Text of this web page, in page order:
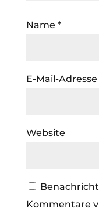
Name *
E-Mail-Adresse
Website
Kommentare